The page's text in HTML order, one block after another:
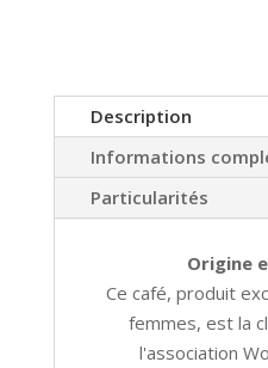
Description
Informations
Particularités
Origine
Ce café, produit
femmes, est la
l'association